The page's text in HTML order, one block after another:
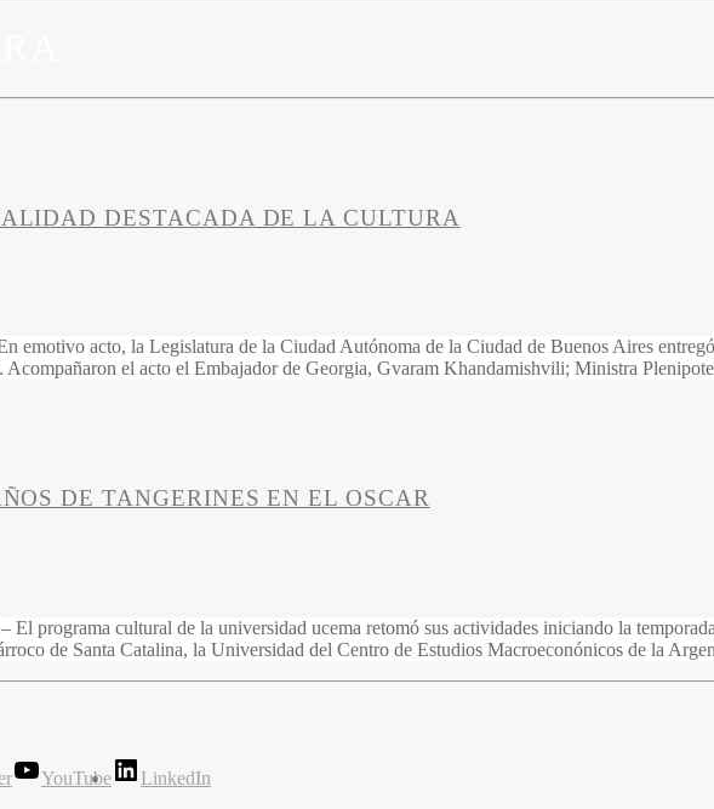
DESTACADA DE LA CULTURA
emotivo acto, la Legislatura de la Ciudad Autónoma de la Ciudad de Buenos Aires
el acto el Embajador de Georgia, Gvaram Khandamishvili; Ministra
DE TANGERINES EN EL OSCAR
El programa cultural de la universidad ucema retomó sus actividades iniciando la
de Santa Catalina, la Universidad del Centro de Estudios Macroeconónicos de la
YouTube LinkedIn